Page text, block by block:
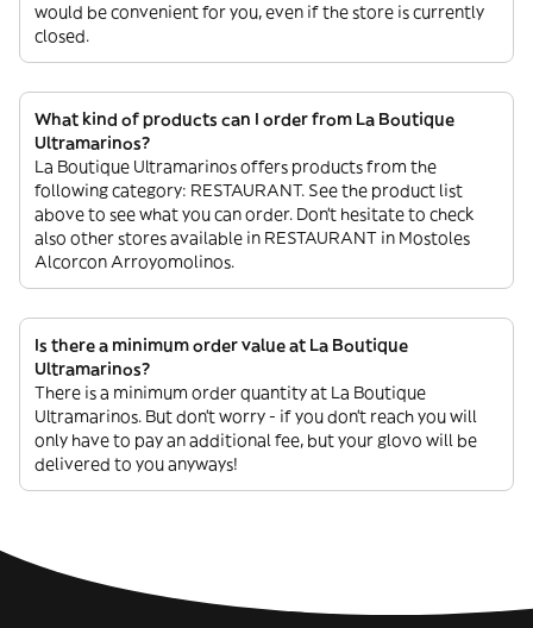
would be convenient for you, even if the store is currently
closed.
What kind of products can I order from La Boutique
Ultramarinos?
La Boutique Ultramarinos offers products from the
following category: RESTAURANT. See the product list
above to see what you can order. Don’t hesitate to check
also other stores available in RESTAURANT in Mostoles
Alcorcon Arroyomolinos.
Is there a minimum order value at La Boutique
Ultramarinos?
There is a minimum order quantity at La Boutique
Ultramarinos. But don’t worry - if you don’t reach you will
only have to pay an additional fee, but your glovo will be
delivered to you anyways!